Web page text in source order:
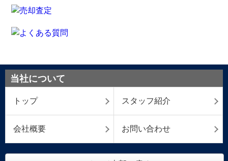
当社について
トップ スタッフ紹介
会社概要 お問い合わせ